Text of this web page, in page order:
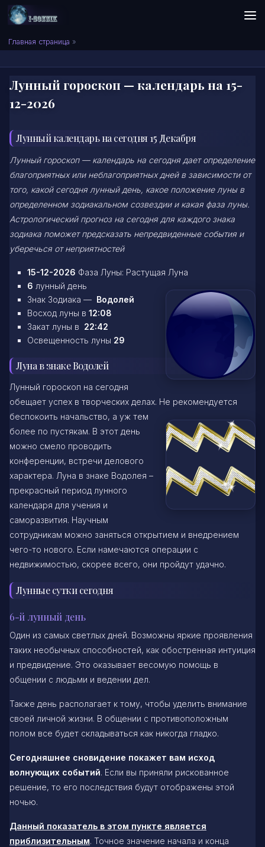
Skip to content
Сонник I-SONNIK.COM
Главная страница »
Лунный гороскоп — календарь на 15-
12-2026
Лунный календарь на сегодня 15 Декабря
Лунный гороскоп — календарь на сегодня дает определение
благоприятных или неблагоприятных дней в зависимости от
того, какой сегодня лунный день, какое положение луны в
определенном зодиакальном созвездии и какая фаза луны.
Астрологический прогноз на сегодня для каждого знака
зодиака поможет предсказать непредвиденные события и
уберечься от неприятностей
15-12-2026 Фаза Луны: Растущая Луна
6 лунный день
Знак Зодиака — Водолей
Восход луны в 12:08
Закат луны в 22:42
Освещенность луны 29
Луна в знаке Водолей
Лунный гороскоп на сегодня
обещает успех в творческих делах. Не рекомендуется
беспокоить начальство, а уж тем
более по пустякам. В этот день
можно смело проводить
конференции, встречи делового
характера. Луна в знаке Водолея –
прекрасный период лунного
календаря для учения и
саморазвития. Научным
сотрудникам можно заняться открытием и внедрением
чего-то нового. Если намечаются операции с
недвижимостью, скорее всего, они пройдут удачно.
Лунные сутки сегодня
6-й лунный день
Один из самых светлых дней. Возможны яркие проявления
таких необычных способностей, как обостренная интуиция
и предвидение. Это оказывает весомую помощь в
общении с людьми и ведении дел.
Также день располагает к тому, чтобы уделить внимание
своей личной жизни. В общении с противоположным
полом все будет складываться как никогда гладко.
Сегодняшнее сновидение покажет вам исход
волнующих событий. Если вы приняли рискованное
решение, то его последствия будут отображены этой
ночью.
Данный показатель в этом пункте является
приблизительным. Точное значение начала и конца